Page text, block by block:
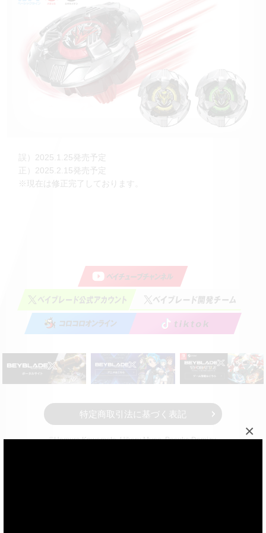
×
誤）2025.1.25発売予定
正）2025.2.15発売予定
※現在は修正完了しております。
特定商取引法に基づく表記
©Homura Kawamoto, Hikaru Muno, Posuka Demizu,